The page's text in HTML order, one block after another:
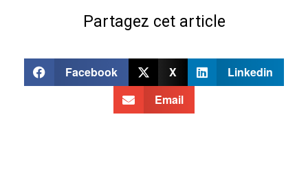
Partagez cet article
Facebook X
Linkedin
Email